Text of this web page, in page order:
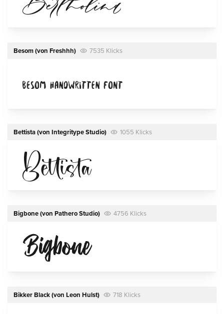
Besom(von Freshhh) 7535 Klicks
Bettista(von Integritype Studio) 1055 Klicks
Bigbone(von Pathero Studio) 4756 Klicks
Bikker Black(von Leon Hulst) 718 Klicks